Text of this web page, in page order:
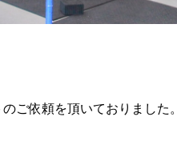
ご依頼を頂いておりました。